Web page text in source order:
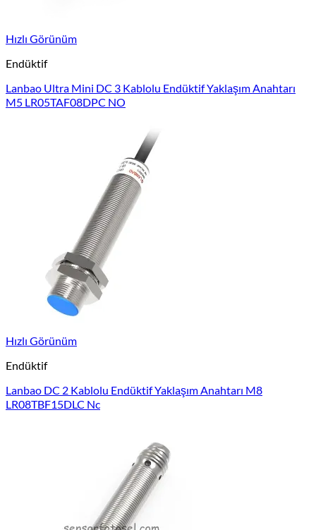
Hızlı Görünüm
Endüktif
Lanbao Ultra Mini DC 3 Kablolu Endüktif Yaklaşım Anahtarı
M5 LR05TAF08DPC NO
Hızlı Görünüm
Endüktif
Lanbao DC 2 Kablolu Endüktif Yaklaşım Anahtarı M8
LR08TBF15DLC Nc